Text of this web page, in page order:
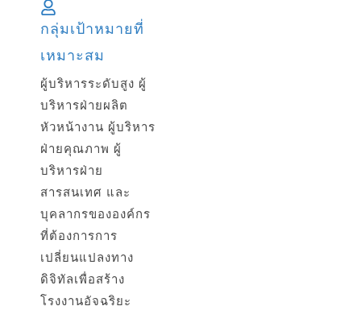
กลุ่มเป้าหมายที่
เหมาะสม
ผู้บริหารระดับสูง ผู้
บริหารฝ่ายผลิต
หัวหน้างาน ผู้บริหาร
ฝ่ายคุณภาพ ผู้
บริหารฝ่าย
สารสนเทศ และ
บุคลากรขององค์กร
ที่ต้องการการ
เปลี่ยนแปลงทาง
ดิจิทัลเพื่อสร้าง
โรงงานอัจฉริยะ